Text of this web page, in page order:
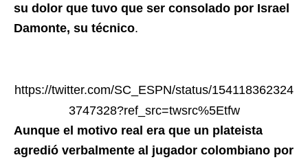
su dolor que tuvo que ser consolado por Israel
Damonte, su técnico.
https://twitter.com/SC_ESPN/status/154118362324
3747328?ref_src=twsrc%5Etfw
Aunque el motivo real era que un plateista
agredió verbalmente al jugador colombiano por